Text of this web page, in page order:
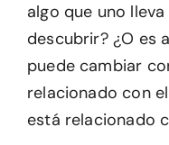
algo que uno
descubrir? ¿O es
puede cambiar
relacionado con
está relacionado